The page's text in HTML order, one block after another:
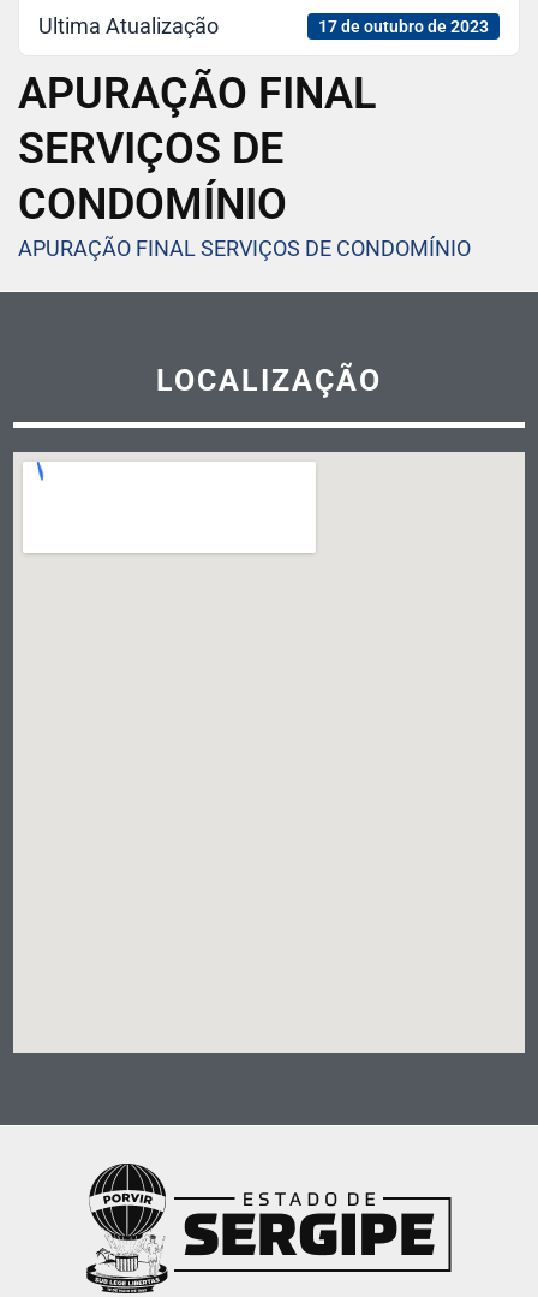
Ultima Atualização 17 de outubro de 2023
APURAÇÃO FINAL
SERVIÇOS DE
CONDOMÍNIO
APURAÇÃO FINAL SERVIÇOS DE CONDOMÍNIO
LOCALIZAÇÃO